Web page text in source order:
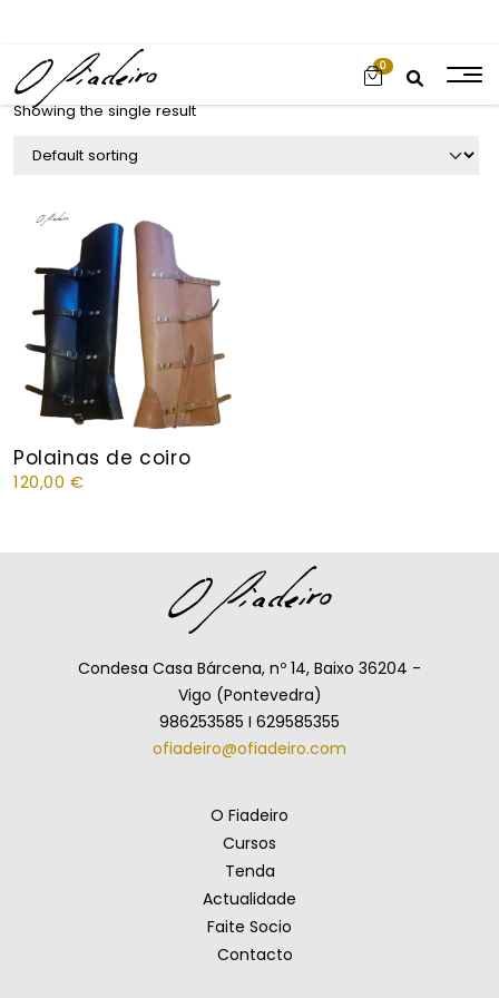
0
Showing the single result
Polainas de coiro
120,00€
Condesa Casa Bárcena, nº 14, Baixo 36204 -
Vigo (Pontevedra)
986253585 I 629585355
ofiadeiro@ofiadeiro.com
O Fiadeiro
Cursos
Tenda
Actualidade
Faite Socio
Contacto